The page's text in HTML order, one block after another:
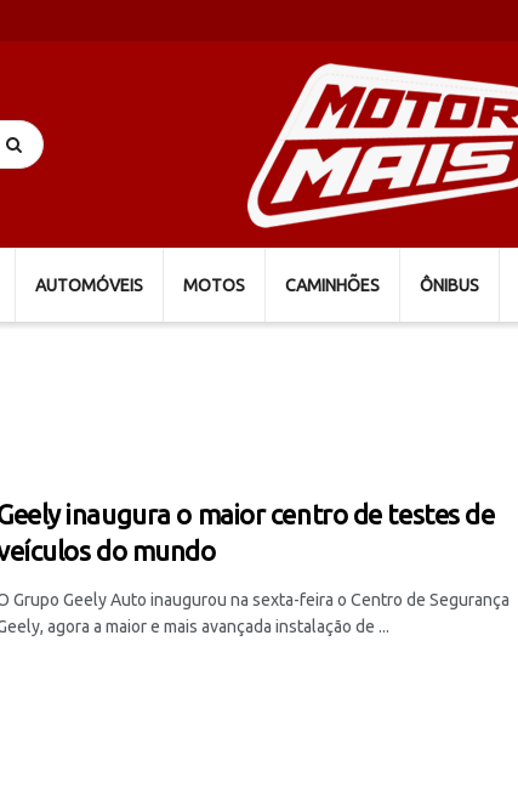
AUTOMÓVEIS MOTOS CAMINHÕES ÔNIBUS
inaugura o maior centro de testes de
do mundo
Grupo Geely Auto inaugurou na sexta-feira o Centro de Segurança
agora a maior e mais avançada instalação de ...